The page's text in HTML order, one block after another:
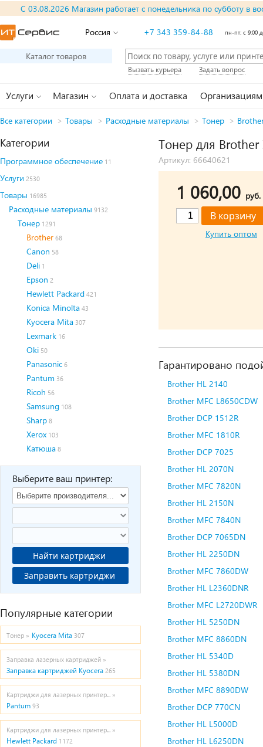
С 03.08.2026 Магазин работает с понедельника по субботу в
Россия +7 343 359-84-88 пн-пт: с 9:00
Каталог товаров
Вызвать курьера Задать вопрос
Услуги Магазин Оплата и доставка Организациям
Все категории > Товары > Расходные материалы > Тонер >
Категории
Программное обеспечение 11
Услуги 2530
Товары 16985
Расходные материалы 9132
Тонер 1291
Brother 68
Canon 58
Deli 1
Epson 2
Hewlett Packard 421
Konica Minolta 43
Kyocera Mita 307
Lexmark 16
Oki 50
Panasonic 6
Pantum 36
Ricoh 56
Samsung 108
Sharp 8
Xerox 103
Катюша 8
Выберите ваш принтер:
Найти картриджи
Заправить картриджи
Популярные категории
Тонер » Kyocera Mita 307
Заправка лазерных картриджей »
Заправка картриджей Kyocera 265
Картриджи для лазерных принтер... »
Pantum 93
Картриджи для лазерных принтер... »
Hewlett Packard 1172
Тонер для Brother
Артикул: 66640621
1 060,00 руб.
Купить оптом
Гарантировано
Brother HL 2140
Brother MFC L8650CDW
Brother DCP 1512R
Brother MFC 1810R
Brother DCP 7025
Brother HL 2070N
Brother MFC 7820N
Brother HL 2150N
Brother MFC 7840N
Brother DCP 7065DN
Brother HL 2250DN
Brother MFC 7860DW
Brother HL L2360DNR
Brother MFC L2720DWR
Brother HL 5250DN
Brother MFC 8860DN
Brother HL 5340D
Brother HL 5380DN
Brother MFC 8890DW
Brother DCP 770CN
Brother HL L5000D
Brother HL L6250DN